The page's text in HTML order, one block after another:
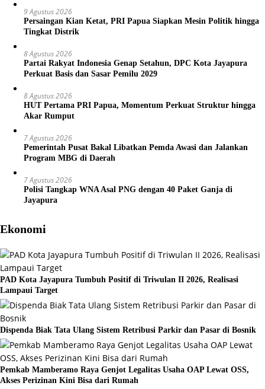
9 Agustus 2026
Persaingan Kian Ketat, PRI Papua Siapkan Mesin Politik hingga
Tingkat Distrik
8 Agustus 2026
Partai Rakyat Indonesia Genap Setahun, DPC Kota Jayapura
Perkuat Basis dan Sasar Pemilu 2029
8 Agustus 2026
HUT Pertama PRI Papua, Momentum Perkuat Struktur hingga
Akar Rumput
7 Agustus 2026
Pemerintah Pusat Bakal Libatkan Pemda Awasi dan Jalankan
Program MBG di Daerah
7 Agustus 2026
Polisi Tangkap WNA Asal PNG dengan 40 Paket Ganja di
Jayapura
Ekonomi
PAD Kota Jayapura Tumbuh Positif di Triwulan II 2026, Realisasi
Lampaui Target
Dispenda Biak Tata Ulang Sistem Retribusi Parkir dan Pasar di Bosnik
Pemkab Mamberamo Raya Genjot Legalitas Usaha OAP Lewat OSS,
Akses Perizinan Kini Bisa dari Rumah